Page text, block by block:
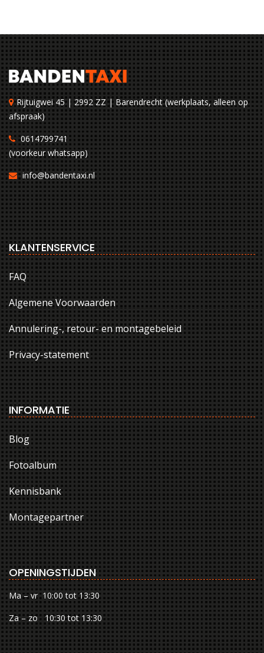
Rijtuigwei 45 | 2992 ZZ | Barendrecht (werkplaats, alleen op
afspraak)
0614799741
(voorkeur whatsapp)
info@bandentaxi.nl
KLANTENSERVICE
FAQ
Algemene Voorwaarden
Annulering-, retour- en montagebeleid
Privacy-statement
INFORMATIE
Blog
Fotoalbum
Kennisbank
Montagepartner
OPENINGSTIJDEN
Ma – vr 10:00 tot 13:30
Za – zo 10:30 tot 13:30